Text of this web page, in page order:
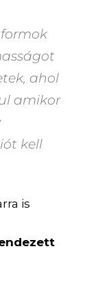
ahol
amikor
kell
is